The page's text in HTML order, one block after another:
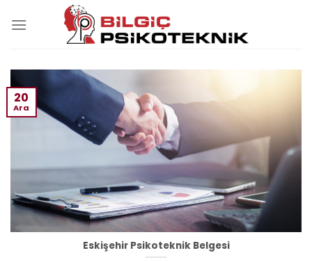
Eskişehir Psikoteknik Belgesi
20
Ara